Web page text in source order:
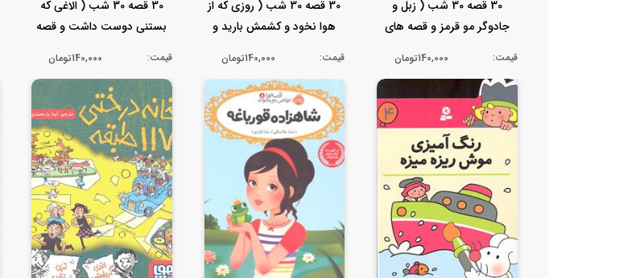
30 قصه 30 شب ( زبل و
جادوگر مو قرمز و قصه های
قیمت: 140,000تومان
30 قصه 30 شب ( روزی که از
هوا نخود و کشمش بارید و
قیمت: 140,000تومان
30 قصه 30 شب ( الاغی که
بستنی دوست داشت و قصه
قیمت: 140,000تومان